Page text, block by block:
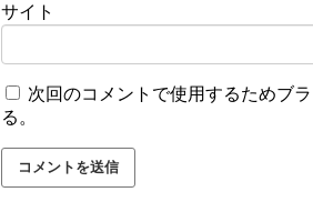
サイト
次回のコメントで使用するためブ
る。